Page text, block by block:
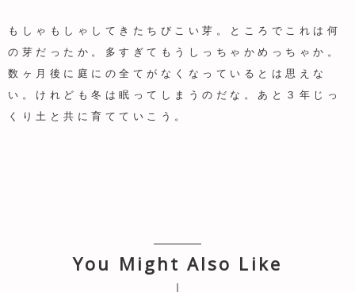
もしゃもしゃしてきたちびこい芽。ところでこれは何
の芽だったか。多すぎてもうしっちゃかめっちゃか。
数ヶ月後に庭にの全てがなくなっているとは思えな
い。けれども冬は眠ってしまうのだな。あと３年じっ
くり土と共に育てていこう。
You Might Also Like